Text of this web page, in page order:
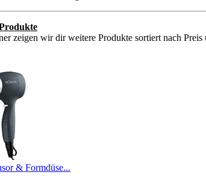
zeigen wir dir weitere Produkte sortiert nach
& Formdüse...